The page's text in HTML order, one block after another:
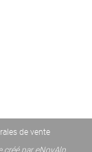
de vente
créé par eNovAlp